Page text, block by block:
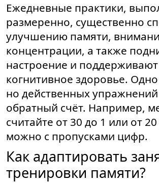
Ежедневные практики,
размеренно, существенно
улучшению памяти,
концентрации, а также
настроение и
когнитивное здоровье.
но действенных
обратный счёт. Например,
считайте от 30 до 1 или от
можно с пропусками цифр.
Как адаптировать
тренировки памяти?